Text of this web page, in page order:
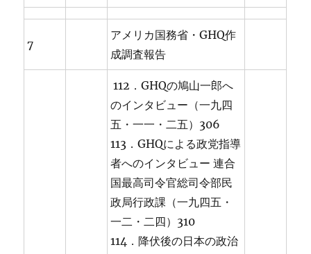
7
アメリカ国務省・GHQ作
成調査報告
112．GHQの鳩山一郎へ
のインタビュー（一九四
五・一一・二五）306
113．GHQによる政党指導
者へのインタビュー 連合
国最高司令官総司令部民
政局行政課（一九四五・
一二・二四）310
114．降伏後の日本の政治